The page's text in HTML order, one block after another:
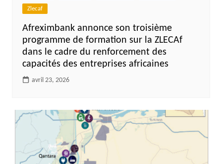
Zlecaf
Afreximbank annonce son troisième
programme de formation sur la ZLECAf
dans le cadre du renforcement des
capacités des entreprises africaines
avril 23, 2026